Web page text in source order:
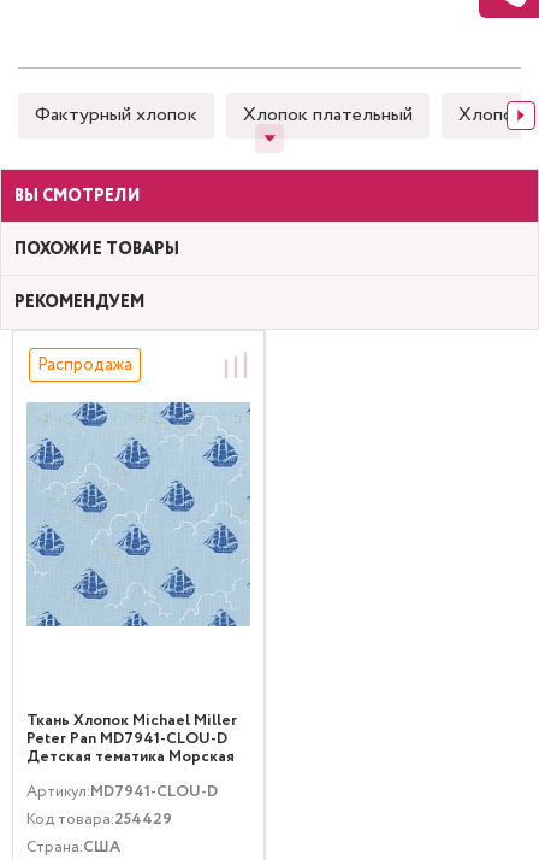
Фактурный хлопок Хлопок плательный Хлопок
ВЫ СМОТРЕЛИ
ПОХОЖИЕ ТОВАРЫ
РЕКОМЕНДУЕМ
Распродажа
Ткань Хлопок Michael Miller
Peter Pan MD7941-CLOU-D
Детская тематика Морская
тематика Синий Голубой
Артикул:MD7941-CLOU-D
Код товара:254429
Страна:США